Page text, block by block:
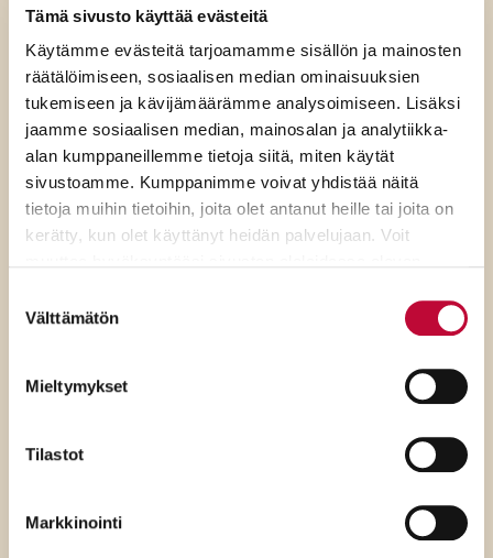
Tämä sivusto käyttää evästeitä
Käytämme evästeitä tarjoamamme sisällön ja mainosten
räätälöimiseen, sosiaalisen median ominaisuuksien
tukemiseen ja kävijämäärämme analysoimiseen. Lisäksi
jaamme sosiaalisen median, mainosalan ja analytiikka-
alan kumppaneillemme tietoja siitä, miten käytät
sivustoamme. Kumppanimme voivat yhdistää näitä
tietoja muihin tietoihin, joita olet antanut heille tai joita on
kerätty, kun olet käyttänyt heidän palvelujaan. Voit
valinta
Välttämätön
Mieltymykset
Tilastot
Markkinointi
Luitko jo?
SDP:n Piritta Rantanen:
ratkaisevat oikea tieto,